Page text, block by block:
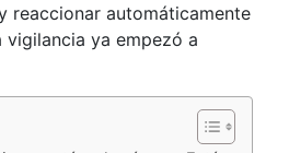
reaccionar automáticamente
vigilancia ya empezó a